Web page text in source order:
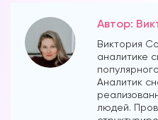
Автор:
Виктория
аналитике
Аналитик
людей.